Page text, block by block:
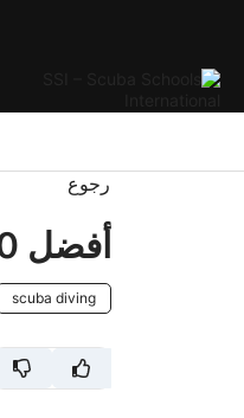
رجوع
أفضل 10 أماكن للغوص مع أسماك القرش في عام 2022
scuba diving